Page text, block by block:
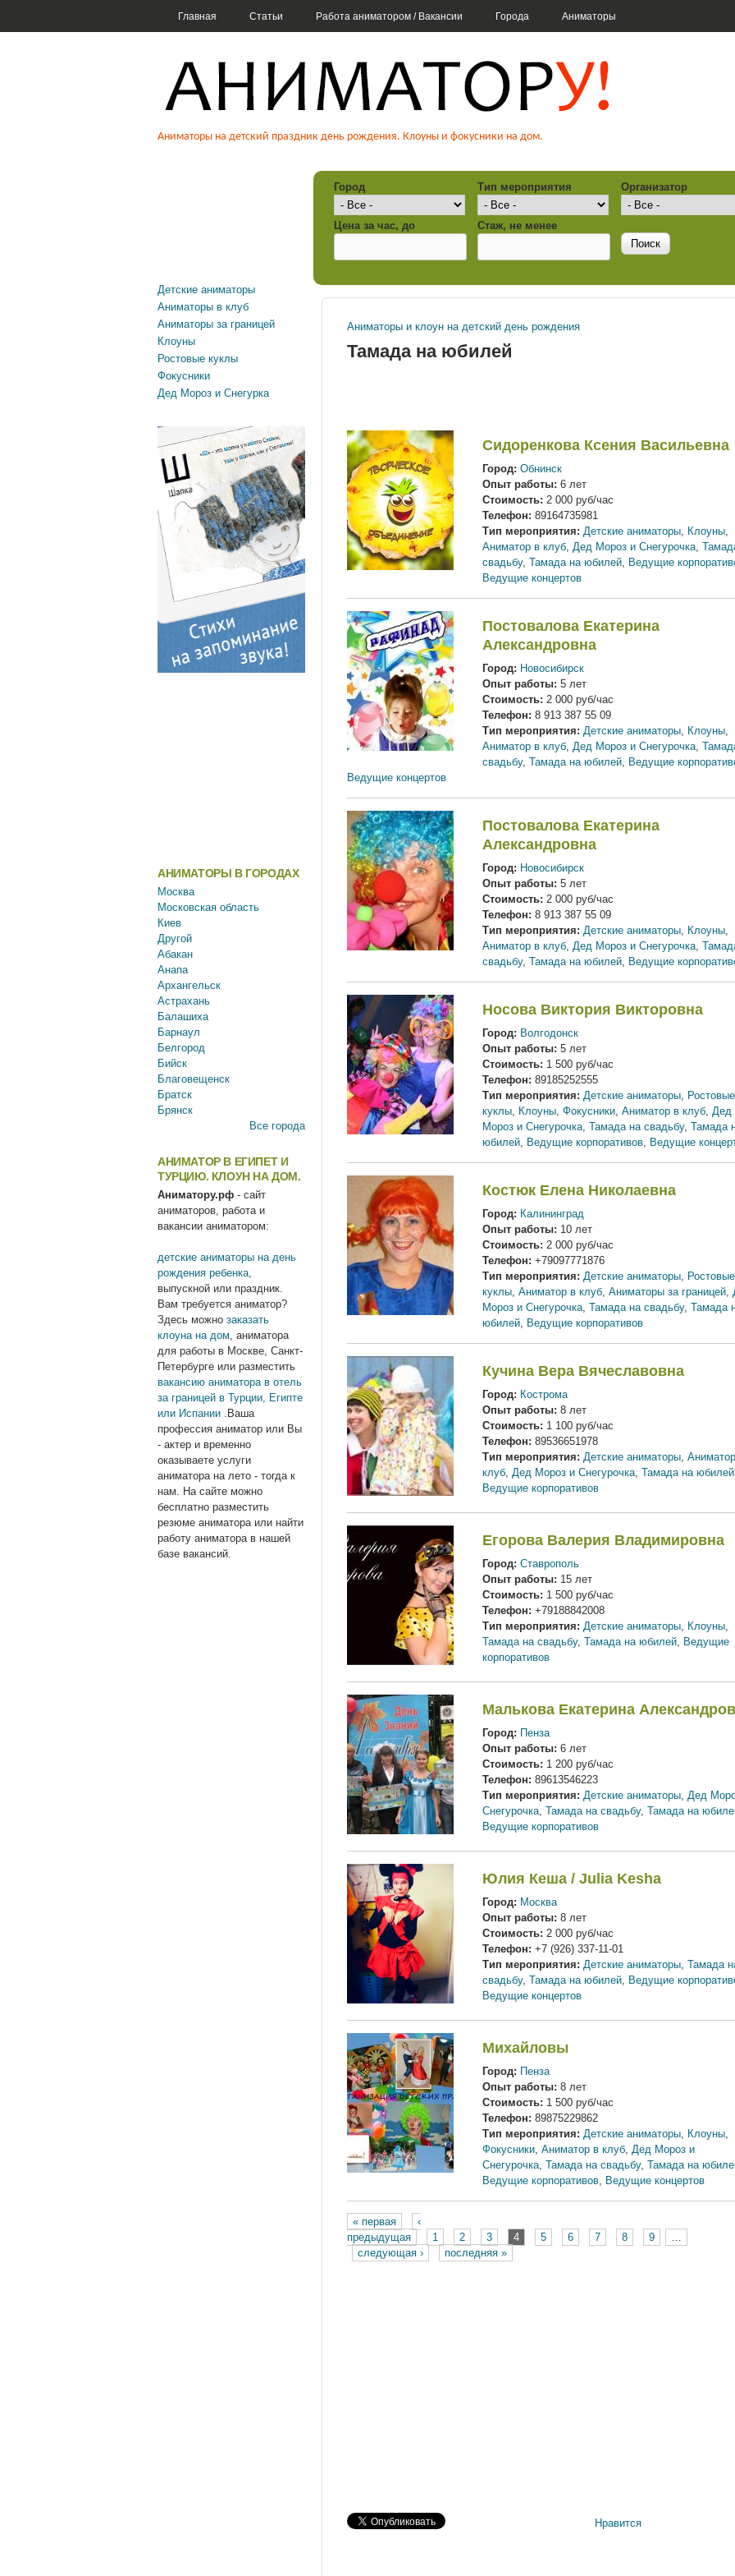
Перейти к основному
содержанию
Главная Статьи Работа аниматором / Вакансии Города Аниматоры
Аниматоры на детский праздник день
клоуны, фокусники. Аниматору. РФ
Аниматоры на детский праздник день рождения. Клоуны и фокусники на дом.
Город Тип мероприятия Организатор
Цена за час, до Стаж, не менее
Вы здесь
Аниматоры и клоун на детский день рождения
Тамада на юбилей
Сидоренкова Ксения Васильевна
Город: Обнинск
Опыт работы: 6 лет
Стоимость: 2 000 руб/час
Телефон: 89164735981
Тип мероприятия: Детские аниматоры, Клоуны,
Аниматор в клуб, Дед Мороз и Снегурочка,
свадьбу, Тамада на юбилей, Ведущие
Ведущие концертов
Постовалова Екатерина
Александровна
Город: Новосибирск
Опыт работы: 5 лет
Стоимость: 2 000 руб/час
Телефон: 8 913 387 55 09
Тип мероприятия: Детские аниматоры, Клоуны,
Аниматор в клуб, Дед Мороз и Снегурочка,
свадьбу, Тамада на юбилей, Ведущие
Ведущие концертов
Постовалова Екатерина
Александровна
Город: Новосибирск
Опыт работы: 5 лет
Стоимость: 2 000 руб/час
Телефон: 8 913 387 55 09
Тип мероприятия: Детские аниматоры, Клоуны,
Аниматор в клуб, Дед Мороз и Снегурочка,
свадьбу, Тамада на юбилей, Ведущие
Носова Виктория Викторовна
Город: Волгодонск
Опыт работы: 5 лет
Стоимость: 1 500 руб/час
Телефон: 89185252555
Тип мероприятия: Детские аниматоры, Ростовые
куклы, Клоуны, Фокусники, Аниматор в клуб, Дед
Мороз и Снегурочка, Тамада на свадьбу, Тамада
юбилей, Ведущие корпоративов, Ведущие
Костюк Елена Николаевна
Город: Калининград
Опыт работы: 10 лет
Стоимость: 2 000 руб/час
Телефон: +79097771876
Тип мероприятия: Детские аниматоры, Ростовые
куклы, Аниматор в клуб, Аниматоры за границей,
Мороз и Снегурочка, Тамада на свадьбу, Тамада
юбилей, Ведущие корпоративов
Кучина Вера Вячеславовна
Город: Кострома
Опыт работы: 8 лет
Стоимость: 1 100 руб/час
Телефон: 89536651978
Тип мероприятия: Детские аниматоры,
клуб, Дед Мороз и Снегурочка, Тамада на юбилей
Ведущие корпоративов
Егорова Валерия Владимировна
Город: Ставрополь
Опыт работы: 15 лет
Стоимость: 1 500 руб/час
Телефон: +79188842008
Тип мероприятия: Детские аниматоры, Клоуны,
Тамада на свадьбу, Тамада на юбилей, Ведущие
корпоративов
Малькова Екатерина
Город: Пенза
Опыт работы: 6 лет
Стоимость: 1 200 руб/час
Телефон: 89613546223
Тип мероприятия: Детские аниматоры, Дед
Снегурочка, Тамада на свадьбу, Тамада на
Ведущие корпоративов
Юлия Кеша / Julia Kesha
Город: Москва
Опыт работы: 8 лет
Стоимость: 2 000 руб/час
Телефон: +7 (926) 337-11-01
Тип мероприятия: Детские аниматоры, Тамада
свадьбу, Тамада на юбилей, Ведущие
Ведущие концертов
Михайловы
Город: Пенза
Опыт работы: 8 лет
Стоимость: 1 500 руб/час
Телефон: 89875229862
Тип мероприятия: Детские аниматоры, Клоуны,
Фокусники, Аниматор в клуб, Дед Мороз и
Снегурочка, Тамада на свадьбу, Тамада на
Ведущие корпоративов, Ведущие концертов
Страницы
« первая
‹
предыдущая
1 2 3 4 5 6 7 8 9
…
следующая ›
последняя »
Нравится
Детские аниматоры
Аниматоры в клуб
Аниматоры за границей
Клоуны
Ростовые куклы
Фокусники
Дед Мороз и Снегурка
АНИМАТОРЫ В ГОРОДАХ
Москва
Московская область
Киев
Другой
Абакан
Анапа
Архангельск
Астрахань
Балашиха
Барнаул
Белгород
Бийск
Благовещенск
Братск
Брянск
Все города
АНИМАТОР В ЕГИПЕТ И
ТУРЦИЮ. КЛОУН НА ДОМ.
Аниматору.рф - сайт
аниматоров, работа и
вакансии аниматором:
детские аниматоры на день
рождения ребенка,
выпускной или праздник.
Вам требуется аниматор?
Здесь можно заказать
клоуна на дом, аниматора
для работы в Москве, Санкт-
Петербурге или разместить
вакансию аниматора в отель
за границей в Турции, Египте
или Испании .Ваша
профессия аниматор или Вы
- актер и временно
оказываете услуги
аниматора на лето - тогда к
нам. На сайте можно
бесплатно разместить
резюме аниматора или найти
работу аниматора в нашей
базе вакансий.